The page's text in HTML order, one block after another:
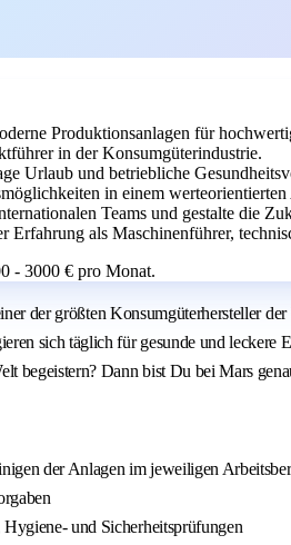
Produktionsanlagen für
in der Konsumgüterindustrie.
Urlaub und betriebliche
in einem
Teams und gestalte die
Erfahrung als Maschinenführer,
- 3000 € pro Monat.
der größten
sich täglich für gesunde und leckere
begeistern? Dann bist Du bei Mars
der Anlagen im jeweiligen
und Sicherheitsprüfungen